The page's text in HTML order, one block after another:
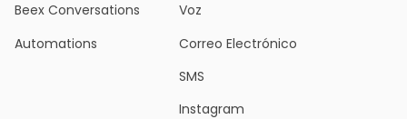
Beex Conversations
Automations
Voz
Correo Electrónico
SMS
Instagram